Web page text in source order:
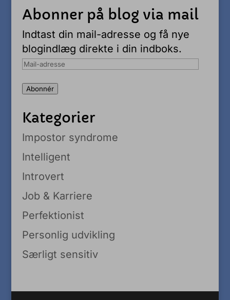
Abonner på blog via mail
Indtast din mail-adresse og få nye
blogindlæg direkte i din indboks.
Mail-
Abonnér
Kategorier
Impostor syndrome
Intelligent
Introvert
Job & Karriere
Perfektionist
Personlig udvikling
Særligt sensitiv